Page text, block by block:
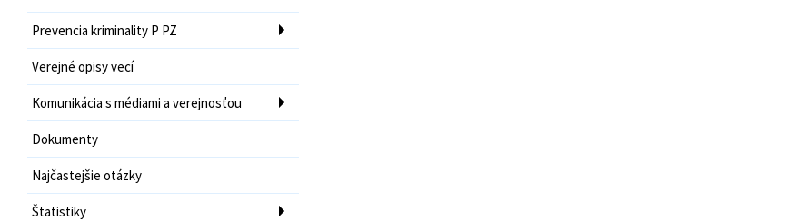
Prevencia kriminality P PZ
Verejné opisy vecí
Komunikácia s médiami a verejnosťou
Dokumenty
Najčastejšie otázky
Štatistiky